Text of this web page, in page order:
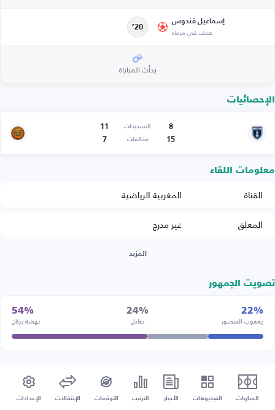
إسماعيل قندوس
هدف في مرماه 20’
بدأت المباراة
الإحصائيات
8 التسديدات
11
15
مخالفات 7
معلومات اللقاء
القناة
المغربية الرياضية
المعلق
غير مدرج
المزيد
تصويت الجمهور
22%
يعقوب المنصور
24%
تعادل
54%
نهضة بركان
المباريات الفيديوهات الأخبار الترتيب التوقعات الإنتقالات الإعدادات